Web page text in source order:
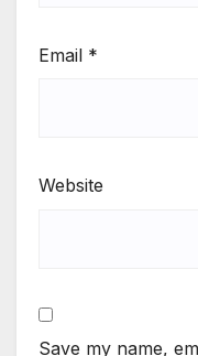
Email *
Website
Save my name,